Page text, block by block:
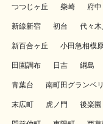
つつじヶ丘 柴崎 府中
新線新宿 初台 代々
新百合ヶ丘 小田急相模
田園調布 日吉 綱島
青葉台 南町田グランベ
末広町 虎ノ門 後楽園